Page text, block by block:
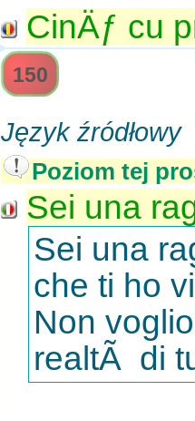
CinÄƒ cu
150
Język źródłowy
Poziom tej
Sei una
Sei una
che ti ho
Non
realtÃ di